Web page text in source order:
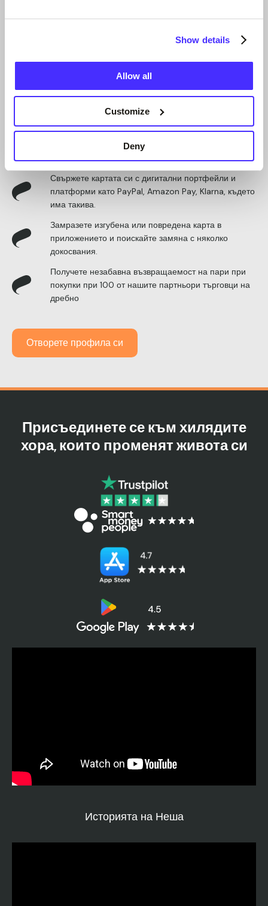
Show details
Allow all
Customize
Deny
нареждания и директни дебити и извършвайте
Лесна употреба в ежедневието
Плащайте абонаментите и сметките с дебитната си
карта или използвайте директни дебити и
Свържете картата си с дигитални портфейли и
платформи като PayPal, Amazon Pay, Klarna, където
има такива.
Замразете изгубена или повредена карта в
приложението и поискайте замяна с няколко
докосвания.
Получете незабавна възвращаемост на пари при
покупки при 100 от нашите партньори търговци на
дребно
Отворете профила си
Присъединете се към хилядите
хора, които променят живота си
Историята на Неша